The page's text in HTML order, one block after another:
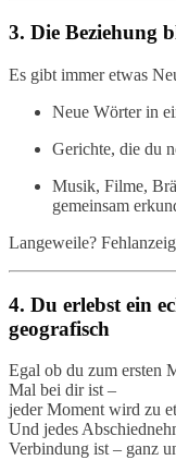
3. Die Beziehung
Es gibt immer etwas
Neue Wörter in
Gerichte, die du
Musik, Filme,
gemeinsam
Langeweile?
4. Du erlebst ein
geografisch
Egal ob du zum ersten
Mal bei dir ist –
jeder Moment wird zu
Und jedes
Verbindung ist – ganz